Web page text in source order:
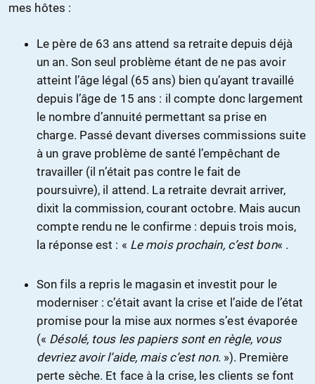
mes hôtes :
Le père de 63 ans attend sa retraite depuis déjà
un an. Son seul problème étant de ne pas avoir
atteint l’âge légal (65 ans) bien qu’ayant travaillé
depuis l’âge de 15 ans : il compte donc largement
le nombre d’annuité permettant sa prise en
charge. Passé devant diverses commissions suite
à un grave problème de santé l’empêchant de
travailler (il n’était pas contre le fait de
poursuivre), il attend. La retraite devrait arriver,
dixit la commission, courant octobre. Mais aucun
compte rendu ne le confirme : depuis trois mois,
la réponse est : « Le mois prochain, c’est bon« .
Son fils a repris le magasin et investit pour le
moderniser : c’était avant la crise et l’aide de l’état
promise pour la mise aux normes s’est évaporée
(« Désolé, tous les papiers sont en règle, vous
devriez avoir l’aide, mais c’est non. »). Première
perte sèche. Et face à la crise, les clients se font